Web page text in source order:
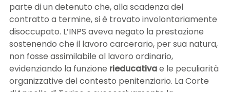
parte di un detenuto che, alla scadenza del
contratto a termine, si è trovato involontariamente
disoccupato. L’INPS aveva negato la prestazione
sostenendo che il lavoro carcerario, per sua natura,
non fosse assimilabile al lavoro ordinario,
evidenziando la funzione rieducativae le peculiarità
organizzative del contesto penitenziario. La Corte